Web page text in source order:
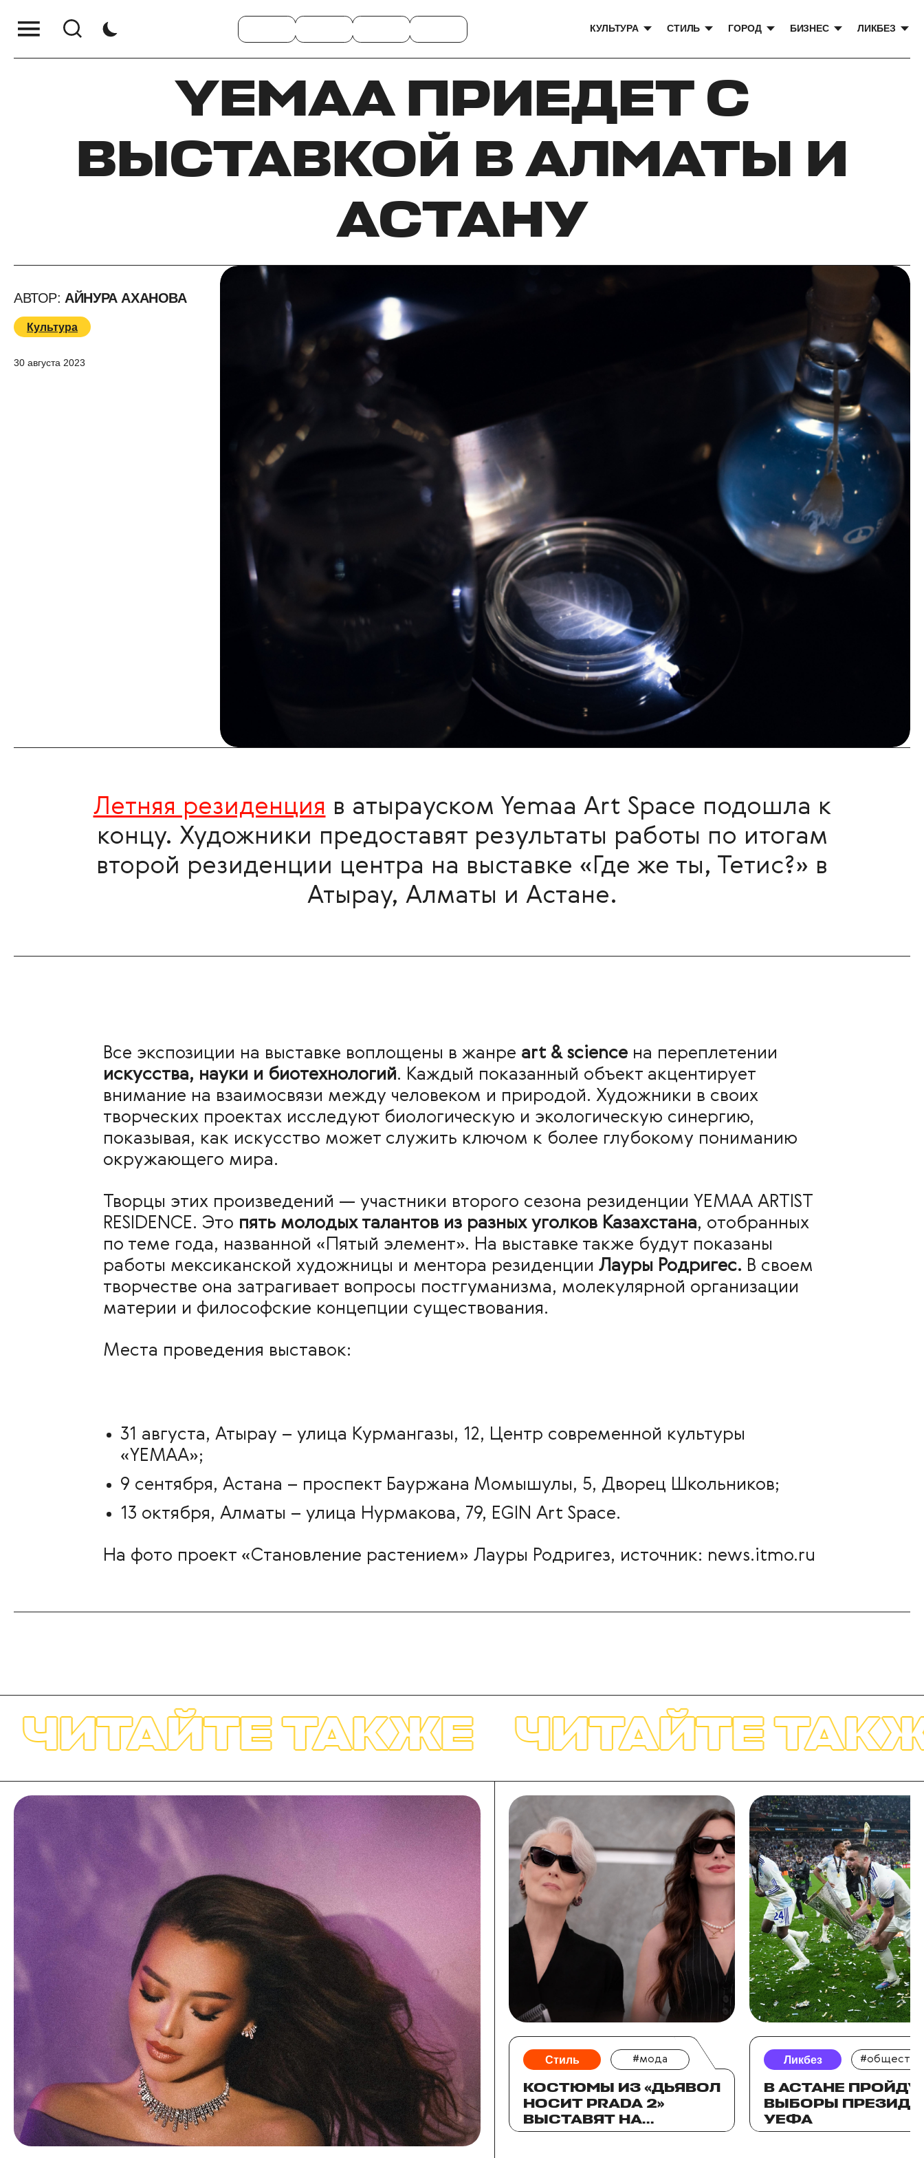
КУЛЬТУРА СТИЛЬ ГОРОД БИЗНЕС ЛИКБЕЗ
YEMAA ПРИЕДЕТ С
ВЫСТАВКОЙ В АЛМАТЫ И
АСТАНУ
АВТОР: АЙНУРА АХАНОВА
Культура
30 августа 2023
Летняя резиденция в атырауском Yemaa Art Space подошла к
концу. Художники предоставят результаты работы по итогам
второй резиденции центра на выставке «Где же ты, Тетис?» в
Атырау, Алматы и Астане.
Все экспозиции на выставке воплощены в жанре art& scienceна переплетении
искусства, науки и биотехнологий. Каждый показанный объект акцентирует
внимание на взаимосвязи между человеком и природой. Художники в своих
творческих проектах исследуют биологическую и экологическую синергию,
показывая, как искусство может служить ключом к более глубокому пониманию
окружающего мира.
Творцы этих произведений — участники второго сезона резиденции YEMAA ARTIST
RESIDENCE. Это пять молодых талантов из разных уголков Казахстана, отобранных
по теме года, названной «Пятый элемент». На выставке также будут показаны
работы мексиканской художницы и ментора резиденции Лауры Родригес. В своем
творчестве она затрагивает вопросы постгуманизма, молекулярной организации
материи и философские концепции существования.
Места проведения выставок:
31 августа, Атырау – улица Курмангазы, 12, Центр современной культуры
«YEMAA»;
9 сентября, Астана – проспект Бауржана Момышулы, 5, Дворец Школьников;
13 октября, Алматы – улица Нурмакова, 79, EGIN Art Space.
На фото проект «Становление растением» Лауры Родригез, источник: news.itmo.ru
ТАКЖЕ ЧИТАЙТЕ ТАКЖЕ
Стиль #мода
КОСТЮМЫ ИЗ «ДЬЯВОЛ
НОСИТ PRADA 2»
ВЫСТАВЯТ НА
АУКЦИОН
Ликбез #общество
В АСТАНЕ
ВЫБОРЫ
УЕФА